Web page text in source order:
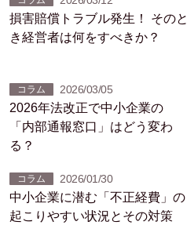
損害賠償トラブル発生！ そのと
き経営者は何をすべきか？
コラム 2026/03/05
2026年法改正で中小企業の
「内部通報窓口」はどう変わ
る？
コラム 2026/01/30
中小企業に潜む「不正経費」の
起こりやすい状況とその対策